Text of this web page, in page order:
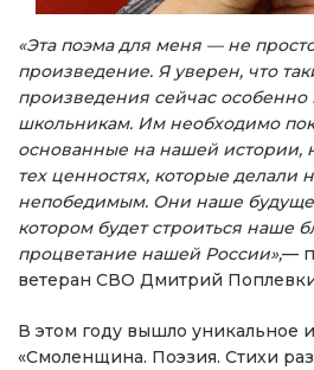
«Эта поэма для меня — не
произведение. Я уверен, что
произведения сейчас
школьникам. Им необходимо
основанные на нашей истории,
тех ценностях, которые
непобедимым. Они наше
котором будет строиться наше
процветание нашей России»,—
ветеран СВО Дмитрий
В этом году вышло уникальное
«Смоленщина. Поэзия. Стихи